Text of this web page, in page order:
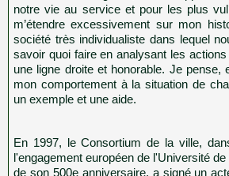
notre vie au service et pour les plus
m’étendre excessivement sur mon
société très individualiste dans lequel
savoir quoi faire en analysant les
une ligne droite et honorable. Je pense,
mon comportement à la situation de
un exemple et une aide.
En 1997, le Consortium de la ville,
l'engagement européen de l'Université de
de son 500e anniversaire, a signé un